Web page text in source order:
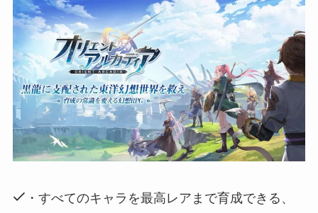
・すべてのキャラを最高レアまで育成できる、